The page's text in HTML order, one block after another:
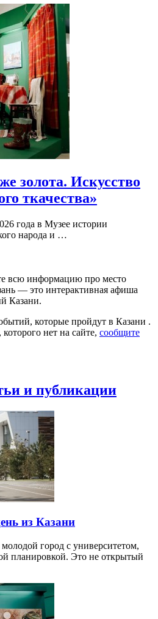
золота. Искусство
ткачества»
года в Музее истории
народа и …
всю информацию про место
— это интерактивная афиша
Казани.
которые пройдут в Казани .
нет на сайте, сообщите
и публикации
из Казани
город с университетом,
планировкой. Это не открытый